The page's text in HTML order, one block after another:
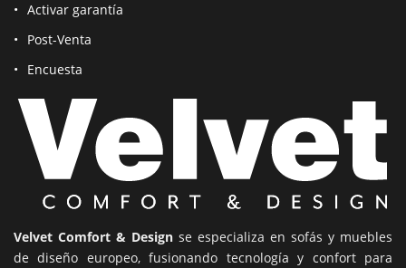
Activar garantía
Post-Venta
Encuesta
Velvet Comfort & Design se especializa en sofás y muebles
de diseño europeo, fusionando tecnología y confort para